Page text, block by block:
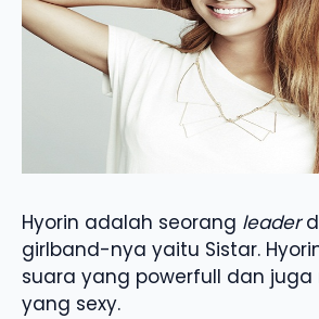
Hyorin adalah seorang leader
girlband-nya yaitu Sistar.
suara yang powerfull dan juga
yang sexy.